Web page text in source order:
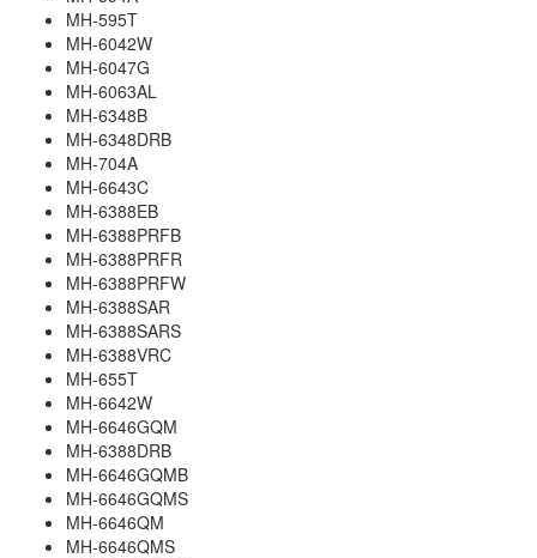
MH-595T
MH-6042W
MH-6047G
MH-6063AL
MH-6348B
MH-6348DRB
MH-704A
MH-6643C
MH-6388EB
MH-6388PRFB
MH-6388PRFR
MH-6388PRFW
MH-6388SAR
MH-6388SARS
MH-6388VRC
MH-655T
MH-6642W
MH-6646GQM
MH-6388DRB
MH-6646GQMB
MH-6646GQMS
MH-6646QM
MH-6646QMS